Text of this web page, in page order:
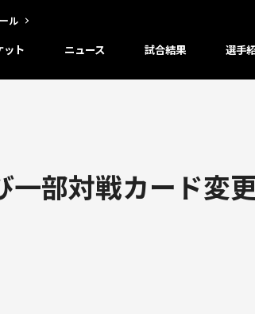
ル
ット ニュース 試合結果 選手
部対戦カード変